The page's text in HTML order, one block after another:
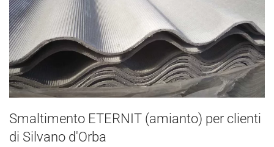
Smaltimento ETERNIT (amianto) per clienti
di Silvano d'Orba